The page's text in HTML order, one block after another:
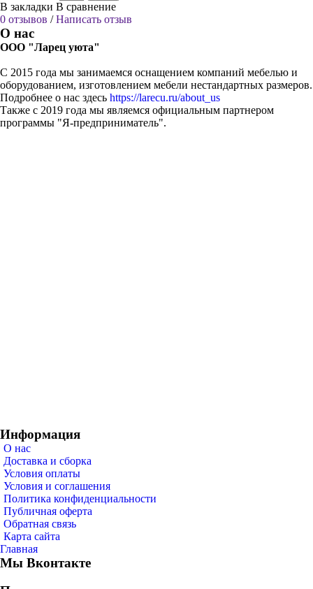
В закладки В сравнение
0 отзывов /Написать отзыв
О нас
ООО "Ларец уюта"
С 2015 года мы занимаемся оснащением компаний мебелью и
оборудованием, изготовлением мебели нестандартных размеров.
Подробнее о нас здесь https://larecu.ru/about_us
Также с 2019 года мы являемся официальным партнером
программы "Я-предприниматель".
Информация
О нас
Доставка и сборка
Условия оплаты
Условия и соглашения
Политика конфиденциальности
Публичная оферта
Обратная связь
Карта сайта
Главная
Мы Вконтакте